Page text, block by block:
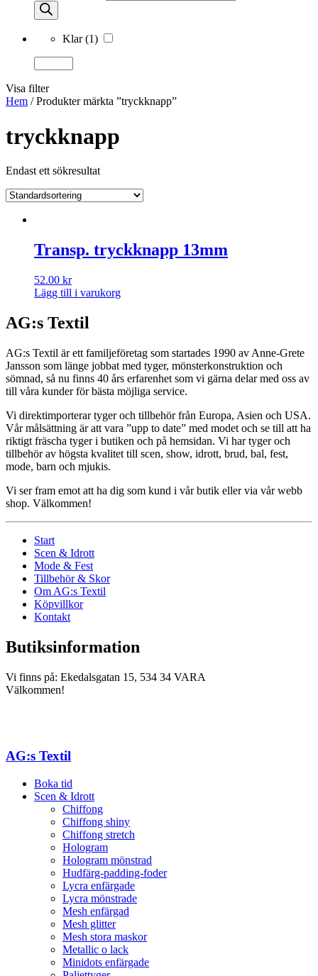
Klar(1)
Visa filter
Hem / Produkter märkta ”tryckknapp”
tryckknapp
Endast ett sökresultat
Transp. tryckknapp 13mm
52.00 kr
Lägg till i varukorg
AG:s Textil
AG:s Textil är ett familjeföretag som startades 1990 av Anne-Grete
Jansson som länge jobbat med tyger, mönsterkonstruktion och
sömnad, så nu finns 40 års erfarenhet som vi gärna delar med oss av
till våra kunder för bästa möjliga service.
Vi direktimporterar tyger och tillbehör från Europa, Asien och USA.
Vår målsättning är att vara ”upp to date” med modet och se till att ha
riktigt fräscha tyger i butiken och på hemsidan. Vi har tyger och
tillbehör av högsta kvalitet till scen, show, idrott, brud, bal, fest,
mode, barn och mjukis.
Vi ser fram emot att ha dig som kund i vår butik eller via vår webb
shop. Välkommen!
Start
Scen & Idrott
Mode & Fest
Tillbehör & Skor
Om AG:s Textil
Köpvillkor
Kontakt
Butiksinformation
Vi finns på: Ekedalsgatan 15, 534 34 VARA
Välkommen!
AG:s Textil
Boka tid
Scen & Idrott
Chiffong
Chiffong shiny
Chiffong stretch
Hologram
Hologram mönstrad
Hudfärg-padding-foder
Lycra enfärgade
Lycra mönstrade
Mesh enfärgad
Mesh glitter
Mesh stora maskor
Metallic o lack
Minidots enfärgade